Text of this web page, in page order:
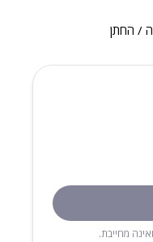
/ החתן
מחייבת.